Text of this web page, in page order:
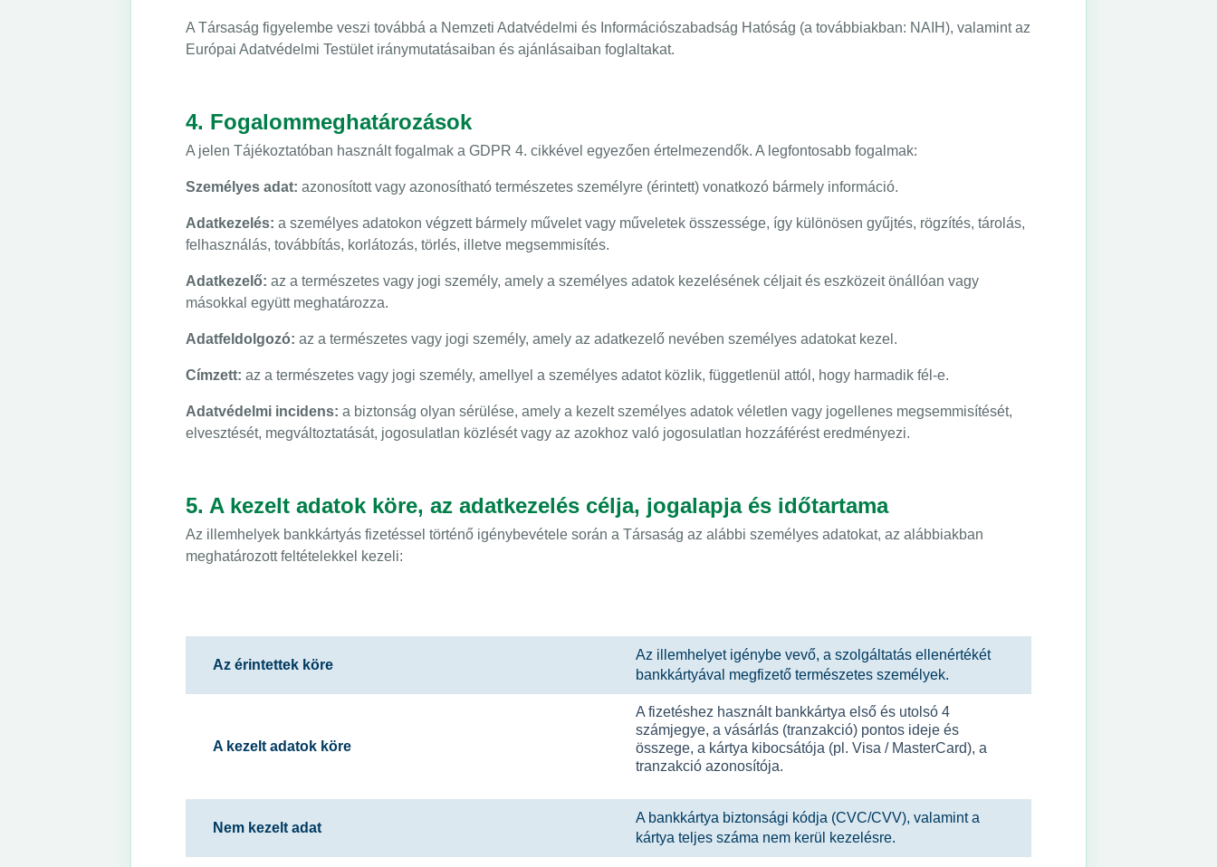
A Társaság figyelembe veszi továbbá a Nemzeti Adatvédelmi és Információszabadság Hatóság (a továbbiakban: NAIH), valamint az
Európai Adatvédelmi Testület iránymutatásaiban és ajánlásaiban foglaltakat.
4. Fogalommeghatározások
A jelen Tájékoztatóban használt fogalmak a GDPR 4. cikkével egyezően értelmezendők. A legfontosabb fogalmak:
Személyes adat: azonosított vagy azonosítható természetes személyre (érintett) vonatkozó bármely információ.
Adatkezelés: a személyes adatokon végzett bármely művelet vagy műveletek összessége, így különösen gyűjtés, rögzítés, tárolás,
felhasználás, továbbítás, korlátozás, törlés, illetve megsemmisítés.
Adatkezelő: az a természetes vagy jogi személy, amely a személyes adatok kezelésének céljait és eszközeit önállóan vagy
másokkal együtt meghatározza.
Adatfeldolgozó: az a természetes vagy jogi személy, amely az adatkezelő nevében személyes adatokat kezel.
Címzett: az a természetes vagy jogi személy, amellyel a személyes adatot közlik, függetlenül attól, hogy harmadik fél-e.
Adatvédelmi incidens: a biztonság olyan sérülése, amely a kezelt személyes adatok véletlen vagy jogellenes megsemmisítését,
elvesztését, megváltoztatását, jogosulatlan közlését vagy az azokhoz való jogosulatlan hozzáférést eredményezi.
5. A kezelt adatok köre, az adatkezelés célja, jogalapja és időtartama
Az illemhelyek bankkártyás fizetéssel történő igénybevétele során a Társaság az alábbi személyes adatokat, az alábbiakban
meghatározott feltételekkel kezeli:
Az érintettek köre
Az illemhelyet igénybe vevő, a szolgáltatás ellenértékét
bankkártyával megfizető természetes személyek.
A kezelt adatok köre
A fizetéshez használt bankkártya első és utolsó 4
számjegye, a vásárlás (tranzakció) pontos ideje és
összege, a kártya kibocsátója (pl. Visa / MasterCard), a
tranzakció azonosítója.
Nem kezelt adat
A bankkártya biztonsági kódja (CVC/CVV), valamint a
kártya teljes száma nem kerül kezelésre.